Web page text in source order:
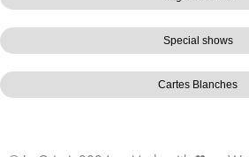
Special shows
Cartes Blanches